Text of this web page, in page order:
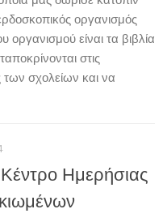
οργανισμός
είναι τα βιβλία
στις
σχολείων και να
Ημερήσιας